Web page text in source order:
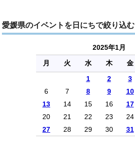
愛媛県のイベントを日にちで絞り込む
2025年1月
月
火 水 木 金
1 2 3
6
7 8 9 10
13
14 15 16 17
20
21 22 23 24
27
28 29 30 31